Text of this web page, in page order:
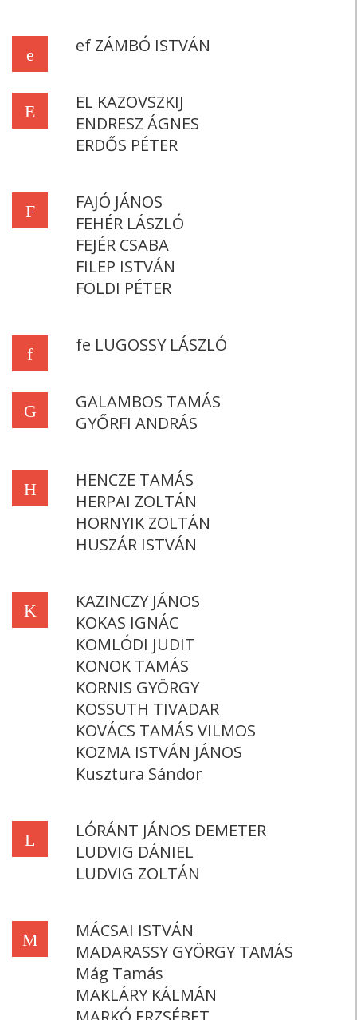
e ef ZÁMBÓ ISTVÁN
E
EL KAZOVSZKIJ
ENDRESZ ÁGNES
ERDŐS PÉTER
F
FAJÓ JÁNOS
FEHÉR LÁSZLÓ
FEJÉR CSABA
FILEP ISTVÁN
FÖLDI PÉTER
f fe LUGOSSY LÁSZLÓ
G
GALAMBOS TAMÁS
GYŐRFI ANDRÁS
H
HENCZE TAMÁS
HERPAI ZOLTÁN
HORNYIK ZOLTÁN
HUSZÁR ISTVÁN
K
KAZINCZY JÁNOS
KOKAS IGNÁC
KOMLÓDI JUDIT
KONOK TAMÁS
KORNIS GYÖRGY
KOSSUTH TIVADAR
KOVÁCS TAMÁS VILMOS
KOZMA ISTVÁN JÁNOS
Kusztura Sándor
L
LÓRÁNT JÁNOS DEMETER
LUDVIG DÁNIEL
LUDVIG ZOLTÁN
M
MÁCSAI ISTVÁN
MADARASSY GYÖRGY TAMÁS
Mág Tamás
MAKLÁRY KÁLMÁN